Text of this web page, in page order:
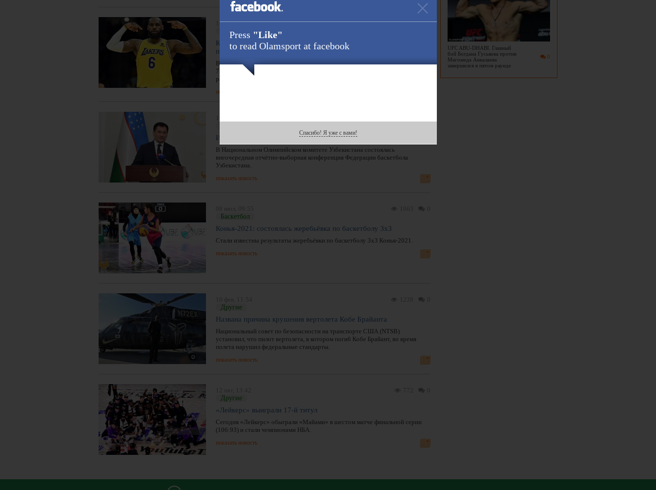
0
UFC ABU-DHABI. Главный
бой Богдана Гуськова против
Магомеда Анкалаева
завершился в пятом раунде
0
802
19 окт, 21:19
Это интересно!, Баскетбол
Король Джеймс, «Денвер» с Йокичем, мощный «Бостон» и ещё 11
причин для просмотра нового сезона НБА
Впервые для читателей сайта Olamsport мы подготовили большое превью к
78-му сезону Национальной баскетбольной ассоциации. Евдоким Раимов
рассказывает: Что нужно ожидать от очередного сезона?
показать новость
Избран новый глава Федерации баскетбола Узбекистана
В Национальном Олимпийском комитете Узбекистана состоялась
внеочередная отчётно-выборная конференция Федерации баскетбола
Узбекистана.
показать новость
Баскетбол
Конья-2021: состоялась жеребьёвка по баскетболу 3х3
Стали известны результаты жеребьёвки по баскетболу 3х3 Конья-2021.
показать новость
Другие
Названа причина крушения вертолета Кобе Брайанта
Национальный совет по безопасности на транспорте США (NTSB)
установил, что пилот вертолета, в котором погиб Кобе Брайант, во время
полета нарушил федеральные стандарты.
показать новость
Другие
«Лейкерс» выиграли 17-й титул
Сегодня «Лейкерс» обыграли «Майами» в шестом матче финальной серии
(106:93) и стали чемпионами НБА.
показать новость
Press "Like"
to read Olamsport at facebook
Спасибо! Я уже с вами!